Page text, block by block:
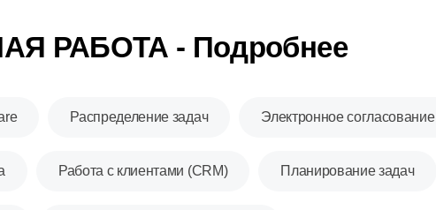
РАБОТА - Подробнее
Распределение задач Электронное согласование
Работа с клиентами (CRM) Планирование задач